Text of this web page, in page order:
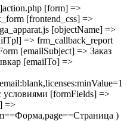
[form] =>
[frontend_css] =>
[objectName] =>
=> frm_callback_report
[emailSubject] => Заказ
[emailTo] =>
условиями [formFields] =>
=>
)